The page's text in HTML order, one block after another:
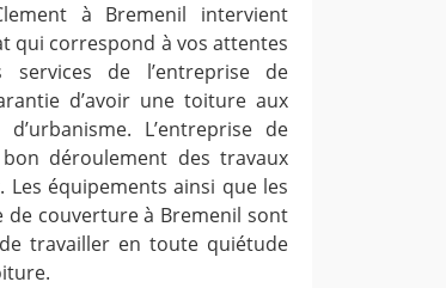
à Bremenil intervient
qui correspond à vos attentes
de l’entreprise de
d’avoir une toiture aux
L’entreprise de
déroulement des travaux
équipements ainsi que les
de couverture à Bremenil sont
travailler en toute quiétude